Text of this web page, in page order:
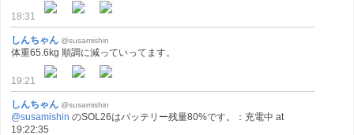
18:31
しんちゃん @susamishin
体重65.6kg 順調に減っていってます。
19:21
しんちゃん @susamishin
@susamishin のSOL26はバッテリー残量80%です。：充電中 at
19:22:35